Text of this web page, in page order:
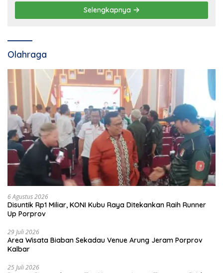
Selengkapnya
Olahraga
6 Agustus 2026
Disuntik Rp1 Miliar, KONI Kubu Raya Ditekankan Raih Runner
Up Porprov
29 Juli 2026
Area Wisata Biaban Sekadau Venue Arung Jeram Porprov
Kalbar
25 Juli 2026